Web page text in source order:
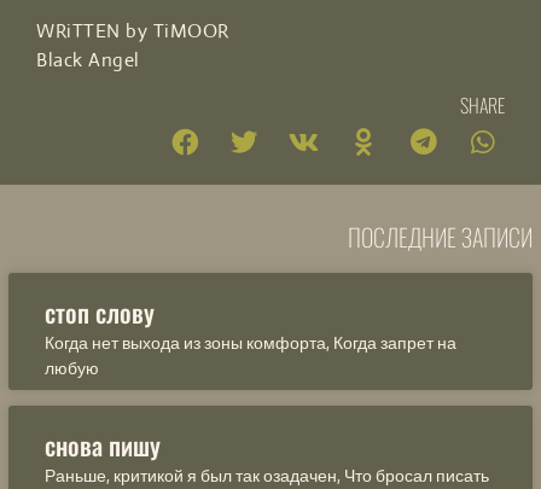
WRiTTEN by TiMOOR
Black Angel
SHARE
ПОСЛЕДНИЕ ЗАПИСИ
стоп слову
Когда нет выхода из зоны комфорта, Когда запрет на
любую
снова пишу
Раньше, критикой я был так озадачен, Что бросал писать